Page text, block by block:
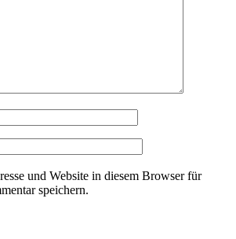
und Website in diesem Browser für
speichern.